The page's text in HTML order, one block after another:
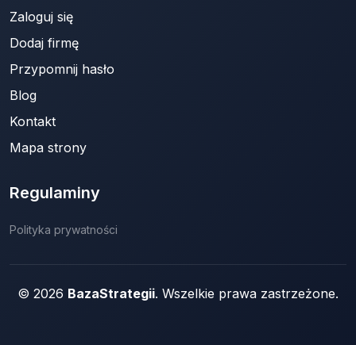
Zaloguj się
Dodaj firmę
Przypomnij hasło
Blog
Kontakt
Mapa strony
Regulaminy
Polityka prywatności
© 2026 BazaStrategii. Wszelkie prawa zastrzeżone.